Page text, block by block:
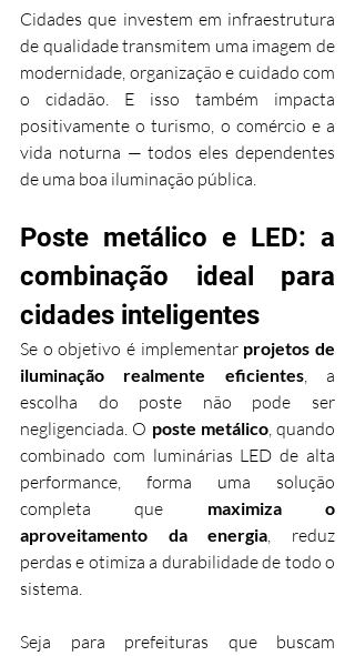
Cidades que investem em infraestrutura
de qualidade transmitem uma imagem de
modernidade, organização e cuidado com
o cidadão. E isso também impacta
positivamente o turismo, o comércio e a
vida noturna — todos eles dependentes
de uma boa iluminação pública.
Poste metálico e LED: a
combinação ideal para
cidades inteligentes
Se o objetivo é implementar projetos de
iluminação realmente eficientes, a
escolha do poste não pode ser
negligenciada. O poste metálico, quando
combinado com luminárias LED de alta
performance, forma uma solução
completa que maximiza o
aproveitamento da energia, reduz
perdas e otimiza a durabilidade de todo o
sistema.
Seja para prefeituras que buscam